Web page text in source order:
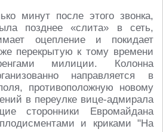
минут после этого звонка,
позднее «слита» в сеть,
оцепление и покидает
перекрытую к тому времени
милиции. Колонна
направляется в
противоположную новому
в переулке вице-адмирала
сторонники Евромайдана
и криками "На